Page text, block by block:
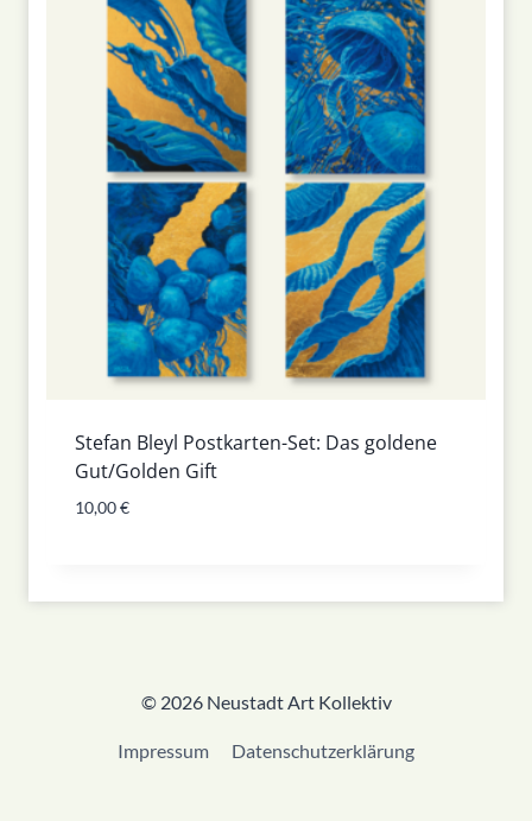
Stefan Bleyl Postkarten-Set: Das goldene
Gut/Golden Gift
10,00€
© 2026 Neustadt Art Kollektiv
Impressum Datenschutzerklärung